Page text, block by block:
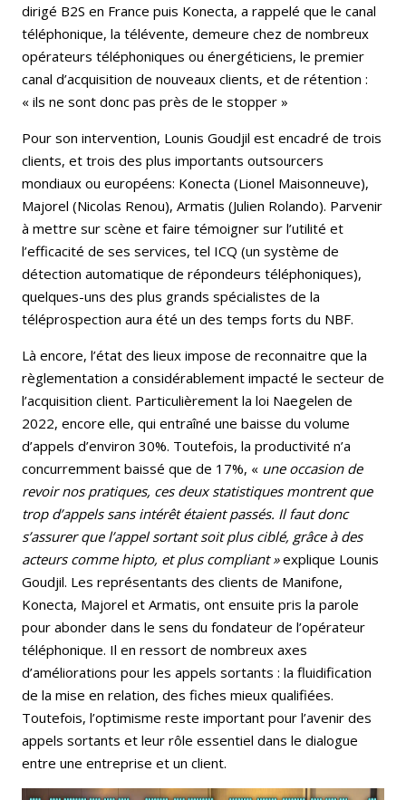
dirigé B2S en France puis Konecta, a rappelé que le canal
téléphonique, la télévente, demeure chez de nombreux
opérateurs téléphoniques ou énergéticiens, le premier
canal d’acquisition de nouveaux clients, et de rétention :
« ils ne sont donc pas près de le stopper »
Pour son intervention, Lounis Goudjil est encadré de trois
clients, et trois des plus importants outsourcers
mondiaux ou européens: Konecta (Lionel Maisonneuve),
Majorel (Nicolas Renou), Armatis (Julien Rolando). Parvenir
à mettre sur scène et faire témoigner sur l’utilité et
l’efficacité de ses services, tel ICQ (un système de
détection automatique de répondeurs téléphoniques),
quelques-uns des plus grands spécialistes de la
téléprospection aura été un des temps forts du NBF.
Là encore, l’état des lieux impose de reconnaitre que la
règlementation a considérablement impacté le secteur de
l’acquisition client. Particulièrement la loi Naegelen de
2022, encore elle, qui entraîné une baisse du volume
d’appels d’environ 30%. Toutefois, la productivité n’a
concurremment baissé que de 17%, « une occasion de
revoir nos pratiques, ces deux statistiques montrent que
trop d’appels sans intérêt étaient passés. Il faut donc
s’assurer que l’appel sortant soit plus ciblé, grâce à des
acteurs comme hipto, et plus compliant »explique Lounis
Goudjil. Les représentants des clients de Manifone,
Konecta, Majorel et Armatis, ont ensuite pris la parole
pour abonder dans le sens du fondateur de l’opérateur
téléphonique. Il en ressort de nombreux axes
d’améliorations pour les appels sortants : la fluidification
de la mise en relation, des fiches mieux qualifiées.
Toutefois, l’optimisme reste important pour l’avenir des
appels sortants et leur rôle essentiel dans le dialogue
entre une entreprise et un client.